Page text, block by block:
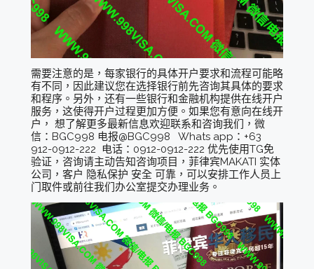
需要注意的是，每家银行的具体开户要求和流程可能略
有不同，因此建议您在选择银行前先咨询其具体的要求
和程序。另外，还有一些银行和金融机构提供在线开户
服务，这使得开户过程更加方便。如果您有意向在线开
户， 想了解更多最新信息欢迎联系和咨询我们，微
信：BGC998 电报@BGC998 Whats app：+63
912-0912-222 电话：0912-0912-222 优先使用TG免
验证，咨询请主动告知咨询项目，菲律宾MAKATI 实体
公司，客户 隐私保护 安全 可靠，可以安排工作人员上
门取件或前往我们办公室提交办理业务。